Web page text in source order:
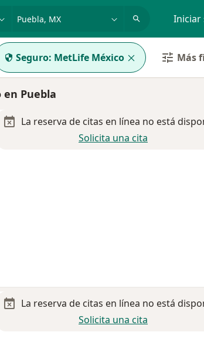
Iniciar
Seguro: MetLife México Más
Puebla
La reserva de citas en línea no está
Solicita una cita
La reserva de citas en línea no está
Solicita una cita